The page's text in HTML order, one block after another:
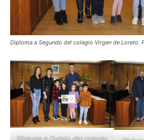
Diploma a Segundo del colegio Virgen de Loreto.